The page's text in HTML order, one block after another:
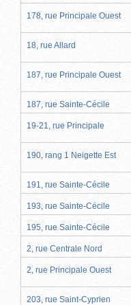
178, rue Principale Ouest
18, rue Allard
187, rue Principale Ouest
187, rue Sainte-Cécile
19-21, rue Principale
190, rang 1 Neigette Est
191, rue Sainte-Cécile
193, rue Sainte-Cécile
195, rue Sainte-Cécile
2, rue Centrale Nord
2, rue Principale Ouest
203, rue Saint-Cyprien